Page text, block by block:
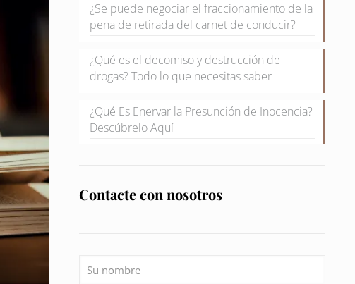
¿Se puede negociar el fraccionamiento de la
pena de retirada del carnet de conducir?
¿Qué es el decomiso y destrucción de
drogas? Todo lo que necesitas saber
¿Qué Es Enervar la Presunción de Inocencia?
Descúbrelo Aquí
Contacte con nosotros